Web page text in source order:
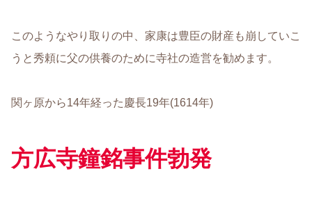
このようなやり取りの中、家康は豊臣の財産も崩していこ
うと秀頼に父の供養のために寺社の造営を勧めます。
関ヶ原から14年経った慶長19年(1614年)
方広寺鐘銘事件勃発